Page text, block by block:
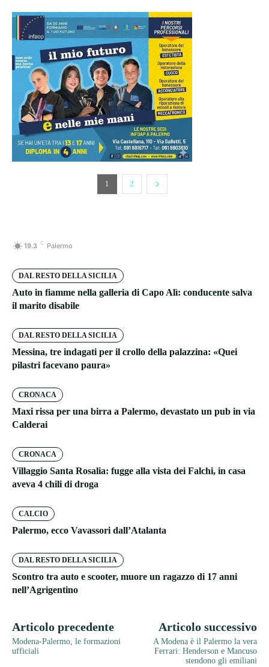
1 2
19.3 C Palermo
DAL RESTO DELLA SICILIA
Auto in fiamme nella galleria di Capo Alì: conducente salva
il marito disabile
DAL RESTO DELLA SICILIA
Messina, tre indagati per il crollo della palazzina: «Quei
pilastri facevano paura»
CRONACA
Maxi rissa per una birra a Palermo, devastato un pub in via
Calderai
CRONACA
Villaggio Santa Rosalia: fugge alla vista dei Falchi, in casa
aveva 4 chili di droga
CALCIO
Palermo, ecco Vavassori dall’Atalanta
DAL RESTO DELLA SICILIA
Scontro tra auto e scooter, muore un ragazzo di 17 anni
nell’Agrigentino
Articolo precedente
Modena-Palermo, le formazioni
ufficiali
Articolo successivo
A Modena è il Palermo la vera
Ferrari: Henderson e Mancuso
stendono gli emiliani